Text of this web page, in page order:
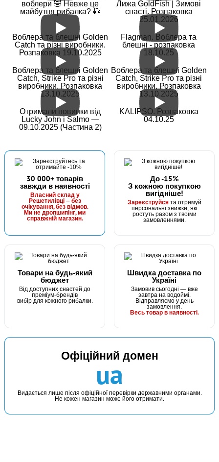
воблери 🤣 Невже це
майбутня рибалка? 🎣
Лижа GoldFish | Зимові
снасті. Розпаковка
25.01.2026
Воблера та блешні Golden
Catch та різні виробники.
Розпаковка 19.10.2025
Flagman. Воблера та
блешні - розпаковка
18.10.25
Воблера та блешні Golden
Catch, Strike Pro та різні
виробники. Розпаковка
13.10.2025
Воблера та блешні Golden
Catch, Strike Pro та різні
виробники. Розпаковка
13.10.2025
Отримали новинки від
Lucky John і Salmo —
09.10.2025 (Частина 2)
KALIPSO. Розпаковка
04.10.25
30 000+ товарів
завжди в наявності
Власний склад у
Решетилівці — без
очікування, без відмов.
Ми не дропшипінг, ми
справжній магазин.
До -15%
З кожною покупкою
вигідніше!
Зареєструйсята отримуй
персональні знижки, які
ростуть разом з твоїми
замовленнями.
Товари на будь-який
бюджет
Від доступних снастей до
преміум-брендів
вибір для кожного рибалки.
Швидка доставка по
Україні
Замовив сьогодні — вже
завтра на водоймі.
Відправляємо у день
замовлення.
Весь товар в наявності.
Офіційний домен
ua
Видається лише після офіційної перевірки державними органами.
Не кожен магазин може його отримати.